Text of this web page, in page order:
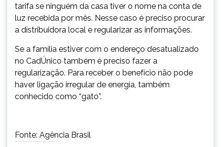
tarifa se ninguém da casa tiver o nome na conta de
luz recebida por mês. Nesse caso é preciso procurar
a distribuidora local e regularizar as informações.
Se a família estiver com o endereço desatualizado
no CadÚnico também é preciso fazer a
regularização. Para receber o benefício não pode
haver ligação irregular de energia, também
conhecido como “gato”.
Fonte: Agência Brasil